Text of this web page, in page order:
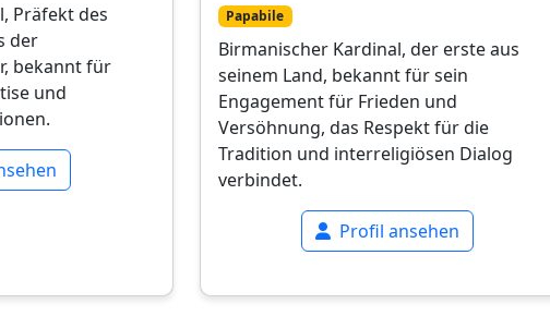
Präfekt des
der
bekannt für
und
Papabile
Birmanischer Kardinal, der erste aus
seinem Land, bekannt für sein
Engagement für Frieden und
Versöhnung, das Respekt für die
Tradition und interreligiösen Dialog
verbindet.
Profil ansehen